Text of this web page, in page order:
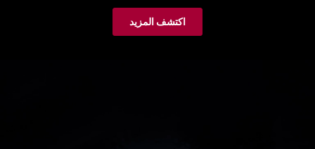
اكتشف المزيد